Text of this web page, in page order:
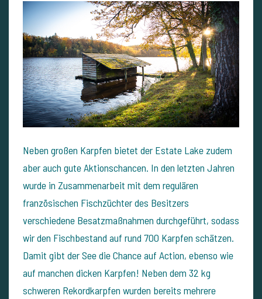
Neben großen Karpfen bietet der Estate Lake zudem
aber auch gute Aktionschancen. In den letzten Jahren
wurde in Zusammenarbeit mit dem regulären
französischen Fischzüchter des Besitzers
verschiedene Besatzmaßnahmen durchgeführt, sodass
wir den Fischbestand auf rund 700 Karpfen schätzen.
Damit gibt der See die Chance auf Action, ebenso wie
auf manchen dicken Karpfen! Neben dem 32 kg
schweren Rekordkarpfen wurden bereits mehrere